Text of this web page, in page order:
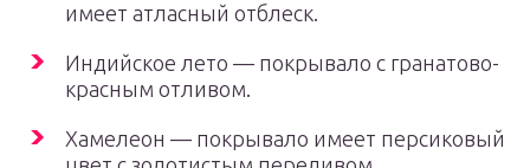
имеет атласный отблеск.
Индийское лето — покрывало с гранатово-
красным отливом.
Хамелеон — покрывало имеет персиковый